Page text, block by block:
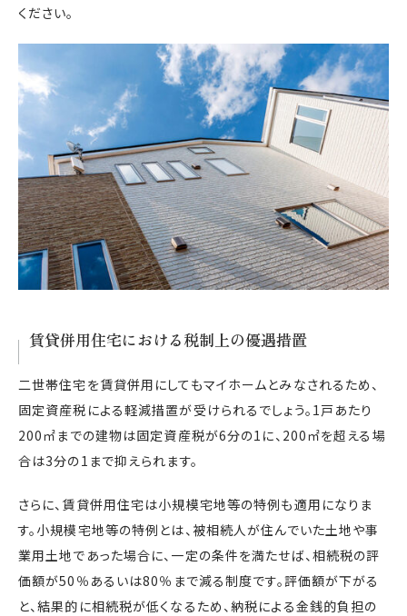
ください。
賃貸併用住宅における税制上の優遇措置
二世帯住宅を賃貸併用にしてもマイホームとみなされるため、
固定資産税による軽減措置が受けられるでしょう。1戸あたり
200㎡までの建物は固定資産税が6分の1に、200㎡を超える場
合は3分の1まで抑えられます。
さらに、賃貸併用住宅は小規模宅地等の特例も適用になりま
す。小規模宅地等の特例とは、被相続人が住んでいた土地や事
業用土地であった場合に、一定の条件を満たせば、相続税の評
価額が50％あるいは80％まで減る制度です。評価額が下がる
と、結果的に相続税が低くなるため、納税による金銭的負担の